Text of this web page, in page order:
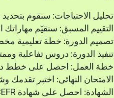
تحليل الاحتياجات: سنقوم
التقييم المسبق: سنقيّم مهاراتك
تصميم الدورة: خطة تعليمية
تنفيذ الدورة: دروس تفاعلية
خطة العمل: احصل على
الامتحان النهائي: اختبر
الشهادة: احصل على شهادة CEFR معترف بها عالميًا.